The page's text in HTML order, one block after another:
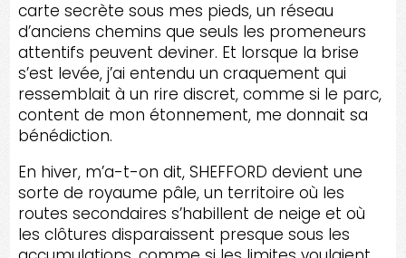
carte secrète sous mes pieds, un réseau
d’anciens chemins que seuls les promeneurs
attentifs peuvent deviner. Et lorsque la brise
s’est levée, j’ai entendu un craquement qui
ressemblait à un rire discret, comme si le parc,
content de mon étonnement, me donnait sa
bénédiction.
En hiver, m’a-t-on dit, SHEFFORD devient une
sorte de royaume pâle, un territoire où les
routes secondaires s’habillent de neige et où
les clôtures disparaissent presque sous les